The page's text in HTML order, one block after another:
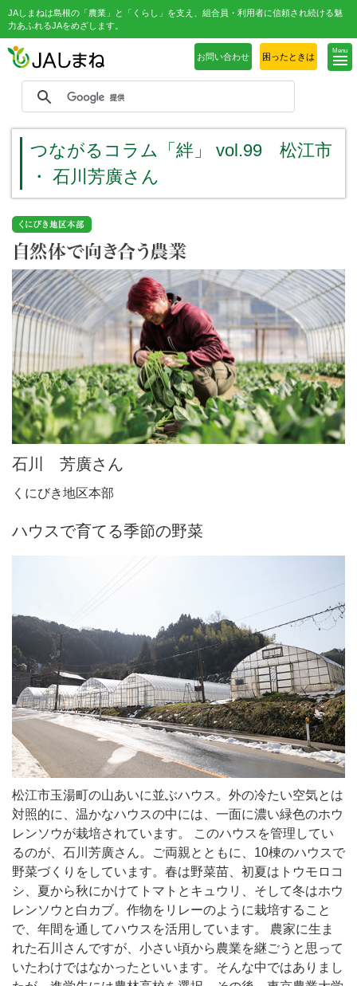
JAしまねは島根の「農業」と「くらし」を支え、組合員・利用者に信頼され続ける魅
力あふれるJAをめざします。
Menu
お問い合わせ 困ったときは
つながるコラム「絆」 vol.99 松江市
・ 石川芳廣さん
石川 芳廣さん
くにびき地区本部
ハウスで育てる季節の野菜
松江市玉湯町の山あいに並ぶハウス。外の冷たい空気とは
対照的に、温かなハウスの中には、一面に濃い緑色のホウ
レンソウが栽培されています。 このハウスを管理してい
るのが、石川芳廣さん。ご両親とともに、10棟のハウスで
野菜づくりをしています。春は野菜苗、初夏はトウモロコ
シ、夏から秋にかけてトマトとキュウリ、そして冬はホウ
レンソウと白カブ。作物をリレーのように栽培すること
で、年間を通してハウスを活用しています。 農家に生ま
れた石川さんですが、小さい頃から農業を継ごうと思って
いたわけではなかったといいます。そんな中ではありまし